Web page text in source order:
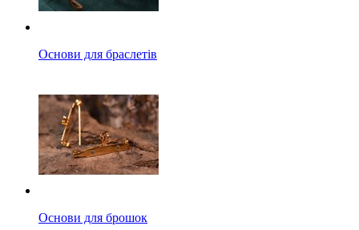
Основи для браслетів
Основи для брошок